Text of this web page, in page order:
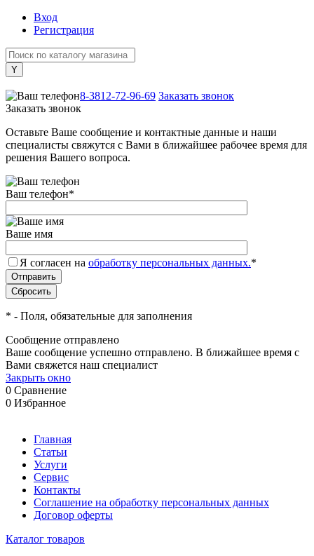
Вход
Регистрация
8-3812-72-96-69 Заказать звонок
Заказать звонок
Оставьте Ваше сообщение и контактные данные и наши
специалисты свяжутся с Вами в ближайшее рабочее время для
решения Вашего вопроса.
Ваш телефон*
Ваше имя
Я согласен на обработку персональных данных.*
* - Поля, обязательные для заполнения
Сообщение отправлено
Ваше сообщение успешно отправлено. В ближайшее время с
Вами свяжется наш специалист
Закрыть окно
0 Сравнение
0 Избранное
Главная
Статьи
Услуги
Сервис
Контакты
Соглашение на обработку персональных данных
Договор оферты
Каталог товаров